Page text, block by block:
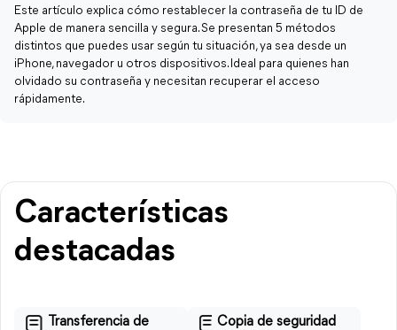
Este artículo explica cómo restablecer la contraseña de tu ID de
Apple de manera sencilla y segura. Se presentan 5 métodos
distintos que puedes usar según tu situación, ya sea desde un
iPhone, navegador u otros dispositivos. Ideal para quienes han
olvidado su contraseña y necesitan recuperar el acceso
rápidamente.
Características
destacadas
Transferencia de
Copia de seguridad